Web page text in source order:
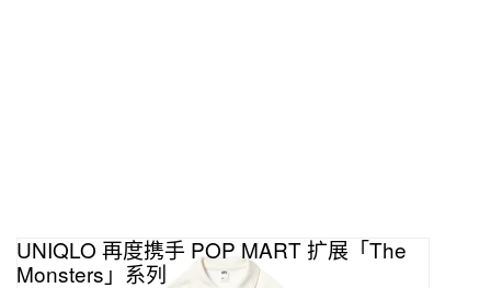
UNIQLO 再度携手 POP MART 扩展「The
Monsters」系列